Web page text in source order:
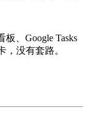
、Google Tasks
，没有套路。